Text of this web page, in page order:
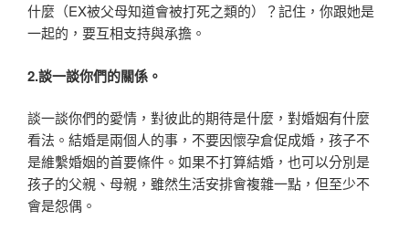
什麼（EX被父母知道會被打死之類的）？記住，你跟她是
一起的，要互相支持與承擔。
2.談一談你們的關係。
談一談你們的愛情，對彼此的期待是什麼，對婚姻有什麼
看法。結婚是兩個人的事，不要因懷孕倉促成婚，孩子不
是維繫婚姻的首要條件。如果不打算結婚，也可以分別是
孩子的父親、母親，雖然生活安排會複雜一點，但至少不
會是怨偶。